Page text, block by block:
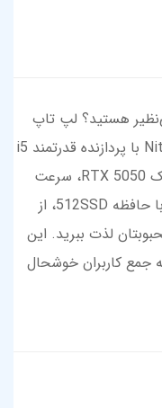
هستید؟ لپ تاپ
15.6 اینچی ایسر Nitro ANV15-52-57BB با پردازنده قدرتمند i5
13420H، 16 گیگابایت رم و کارت گرافیک RTX 5050، سرعت
بی‌حد و مرزی را به شما هدیه می‌دهد. با حافظه 512SSD، از
لذت ببرید. این
جمع کاربران خوشحال